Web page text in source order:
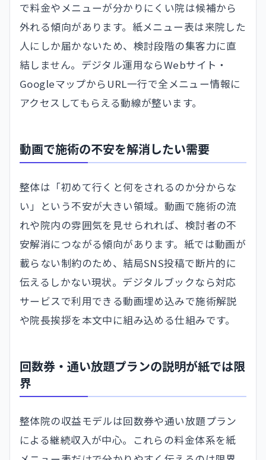
で料金やメニューが分かりにくい院は候補から
外れる傾向があります。紙メニュー表は来院した
人にしか届かないため、検討段階の集客力に直
結しません。デジタル運用ならWebサイト・
GoogleマップからURL一行で全メニュー情報に
アクセスしてもらえる動線が整います。
動画で施術の不安を解消したい需要
整体は「初めて行くと何をされるのか分からな
い」という不安が大きい領域。動画で施術の流
れや院内の雰囲気を見せられれば、検討者の不
安解消につながる傾向があります。紙では動画が
載らない制約のため、結局SNS投稿で断片的に
伝えるしかない現状。デジタルブックなら対応
サービスで利用できる動画埋め込みで施術解説
や院長挨拶を本文中に組み込める仕組みです。
回数券・通い放題プランの説明が紙では限
界
整体院の収益モデルは回数券や通い放題プラン
による継続収入が中心。これらの料金体系を紙